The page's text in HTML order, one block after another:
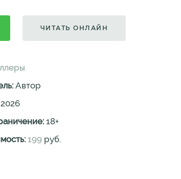
ЧИТАТЬ ОНЛАЙН
Автор
2026
18+
199 руб.